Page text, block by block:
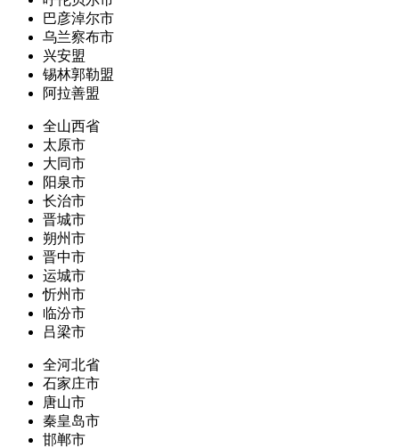
巴彦淖尔市
乌兰察布市
兴安盟
锡林郭勒盟
阿拉善盟
全山西省
太原市
大同市
阳泉市
长治市
晋城市
朔州市
晋中市
运城市
忻州市
临汾市
吕梁市
全河北省
石家庄市
唐山市
秦皇岛市
邯郸市